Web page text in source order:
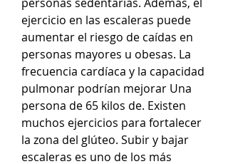
ejercicio en las escaleras puede
aumentar el riesgo de caídas en
personas mayores u obesas. La
frecuencia cardíaca y la capacidad
pulmonar podrían mejorar Una
persona de 65 kilos de. Existen
muchos ejercicios para fortalecer
la zona del glúteo. Subir y bajar
escaleras es uno de los más